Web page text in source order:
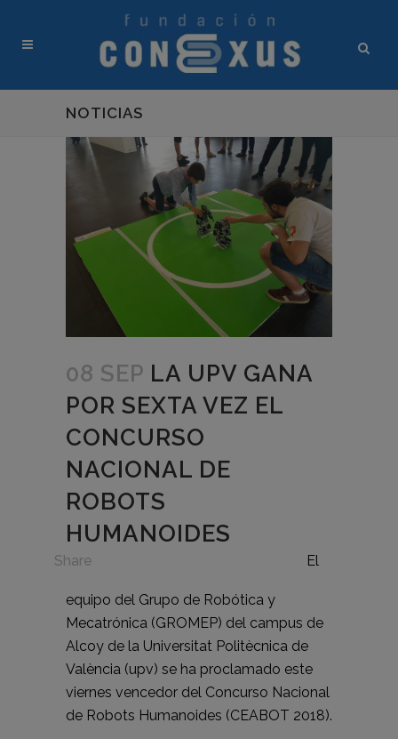
NOTICIAS
08 SEP LA UPV GANA
POR SEXTA VEZ EL
CONCURSO
NACIONAL DE
ROBOTS
HUMANOIDES
Share El
equipo del Grupo de Robótica y
Mecatrónica (GROMEP) del campus de
Alcoy de la Universitat Politècnica de
València (upv) se ha proclamado este
viernes vencedor del Concurso Nacional
de Robots Humanoides (CEABOT 2018).